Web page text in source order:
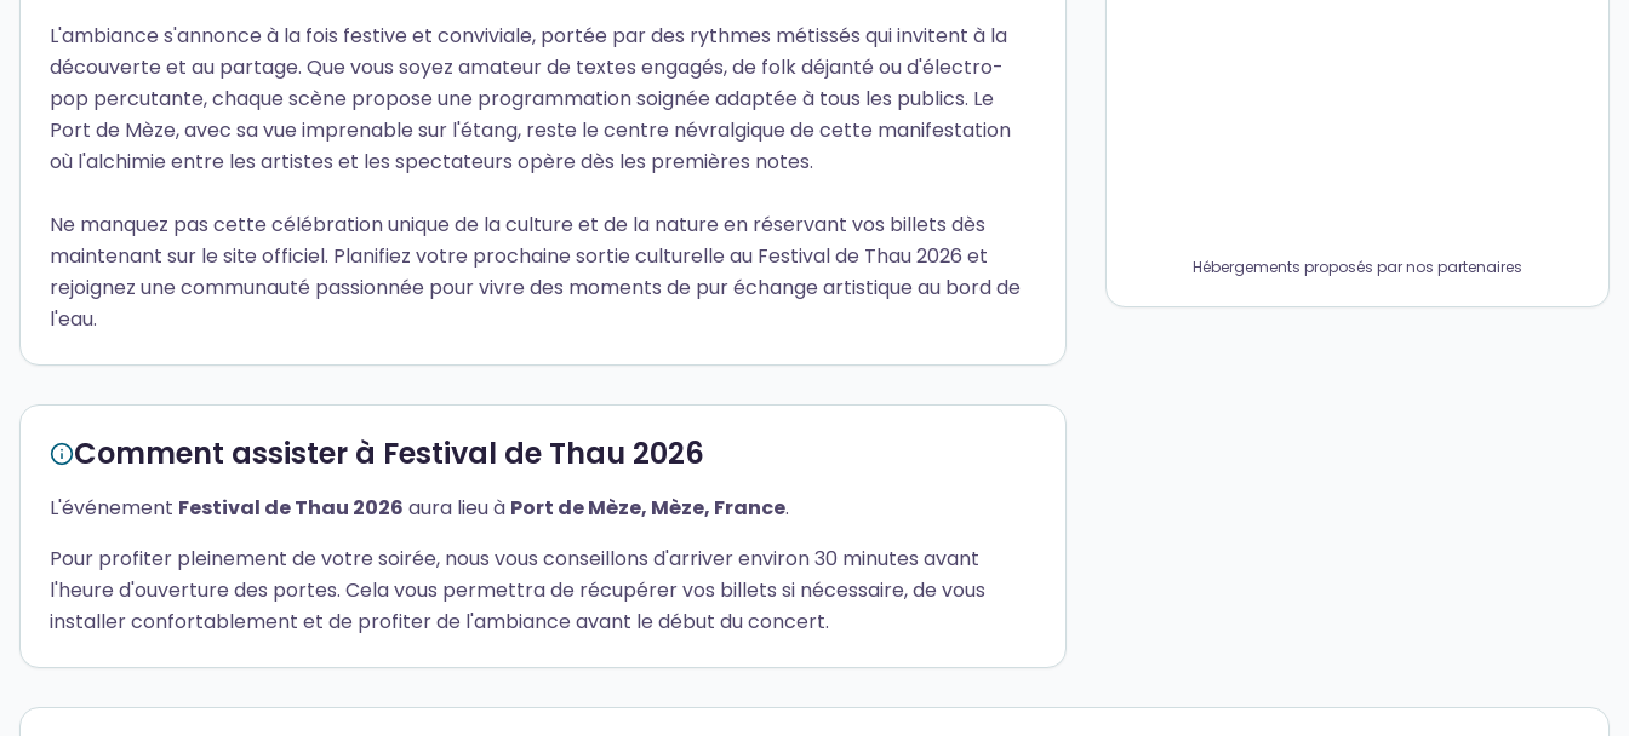
L'ambiance s'annonce à la fois festive et conviviale, portée par des rythmes métissés qui invitent à la
découverte et au partage. Que vous soyez amateur de textes engagés, de folk déjanté ou d'électro-
pop percutante, chaque scène propose une programmation soignée adaptée à tous les publics. Le
Port de Mèze, avec sa vue imprenable sur l'étang, reste le centre névralgique de cette manifestation
où l'alchimie entre les artistes et les spectateurs opère dès les premières notes.
Ne manquez pas cette célébration unique de la culture et de la nature en réservant vos billets dès
maintenant sur le site officiel. Planifiez votre prochaine sortie culturelle au Festival de Thau 2026 et
rejoignez une communauté passionnée pour vivre des moments de pur échange artistique au bord de
l'eau.
Comment assister à Festival de Thau 2026
L'événement Festival de Thau 2026 aura lieu à Port de Mèze, Mèze, France.
Pour profiter pleinement de votre soirée, nous vous conseillons d'arriver environ 30 minutes avant
l'heure d'ouverture des portes. Cela vous permettra de récupérer vos billets si nécessaire, de vous
installer confortablement et de profiter de l'ambiance avant le début du concert.
Hébergements proposés par nos partenaires